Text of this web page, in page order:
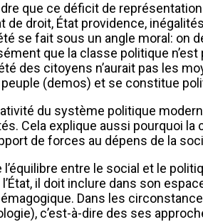
que ce déficit de
de droit, État providence,
se fait sous un angle moral:
que la classe politique
des citoyens n’aurait pas les
(demos) et se constitue
du système politique
Cela explique aussi pourquoi
de forces au dépens de la
entre le social et le
il doit inclure dans son
Dans les
c’est-à-dire des ses